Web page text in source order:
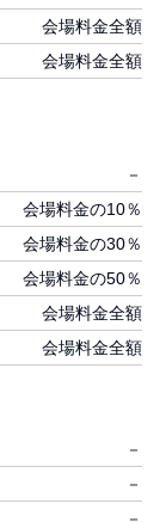
会場料金全額
会場料金全額
－
会場料金の10％
会場料金の30％
会場料金の50％
会場料金全額
会場料金全額
－
－